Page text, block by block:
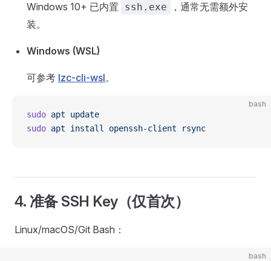
Windows 10+ 已内置 ssh.exe
，通常无需额外安
装。
Windows (WSL)
可参考 lzc-cli-wsl。
bash
sudo apt update
sudo apt install openssh-client rsync
4. 准备 SSH Key（仅首次）
Linux/macOS/Git Bash：
bash